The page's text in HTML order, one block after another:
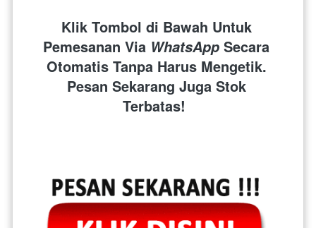
Klik Tombol di Bawah Untuk
Pemesanan Via WhatsApp Secara
Otomatis Tanpa Harus Mengetik.
Pesan Sekarang Juga Stok
Terbatas!